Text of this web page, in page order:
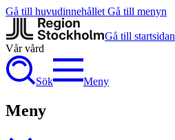
Gå till huvudinnehållet Gå till menyn
Gå till startsidan
Vår vård
Sök Meny
Meny